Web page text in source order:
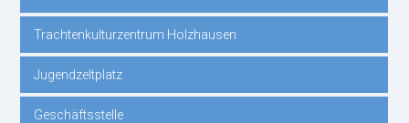
Trachtenkulturzentrum Holzhausen
Jugendzeltplatz
Geschäftsstelle